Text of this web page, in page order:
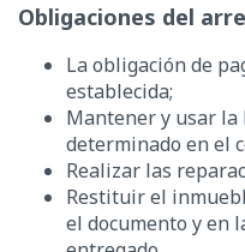
Obligaciones del
La obligación de
establecida;
Mantener y usar la
determinado en el
Realizar las
Restituir el
el documento y en